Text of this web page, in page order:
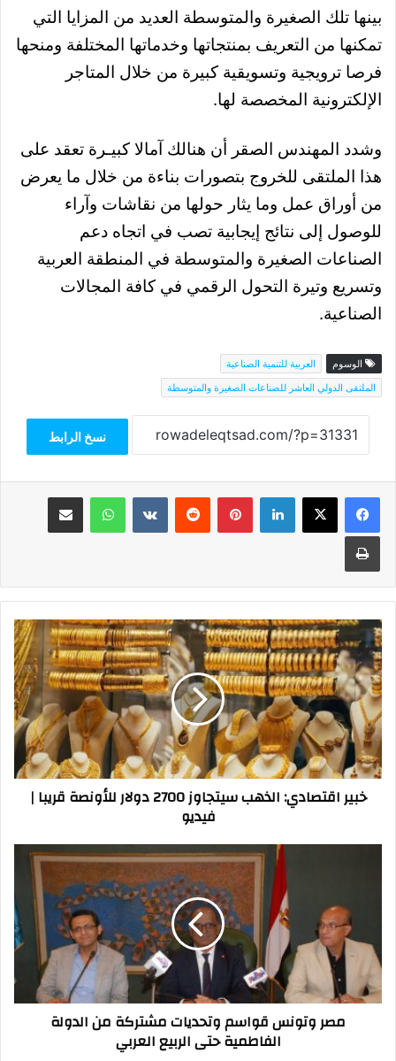
بينها تلك الصغيرة والمتوسطة العديد من المزايا التي
تمكنها من التعريف بمنتجاتها وخدماتها المختلفة ومنحها
فرصا ترويجية وتسويقية كبيرة من خلال المتاجر
الإلكترونية المخصصة لها.
وشدد المهندس الصقر أن هنالك آمالا كبيـرة تعقد على
هذا الملتقى للخروج بتصورات بناءة من خلال ما يعرض
من أوراق عمل وما يثار حولها من نقاشات وآراء
للوصول إلى نتائج إيجابية تصب في اتجاه دعم
الصناعات الصغيرة والمتوسطة في المنطقة العربية
وتسريع وتيرة التحول الرقمي في كافة المجالات
الصناعية.
الوسوم
العربية للتنمية الصناعية
الملتقى الدولي العاشر للصناعات الصغيرة والمتوسطة
نسخ الرابط
فيسبوك‫X لينكدإن بينتيريست واتساب مشاركة عبر البريد
طباعة
خبير
اقتصادي:
الذهب
سيتجاوز
2700
دولار
للأونصة
قريبا
|
فيديو
خبير اقتصادي: الذهب سيتجاوز 2700 دولار للأونصة قريبا |
فيديو
وتحديات
مشتركة
من
الدولة
الفاطمية
حتى
مصر وتونس قواسم وتحديات مشتركة من الدولة
الفاطمية حتى الربيع العربي